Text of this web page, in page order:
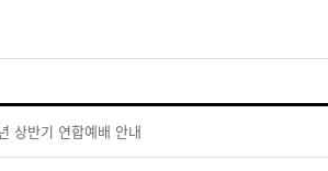
상반기 연합예배 안내